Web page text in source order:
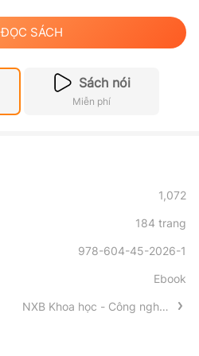
ĐỌC SÁCH
Sách nói
Miễn phí
1,072
184 trang
978-604-45-2026-1
Ebook
NXB Khoa học - Công nghệ -